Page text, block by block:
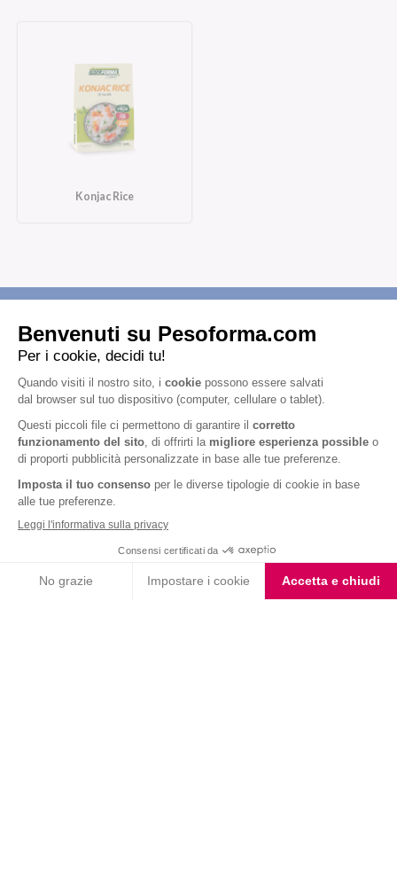
Konjac Rice
Letta l'informativa privacy, acconsento all'iscrizione alla newsletter
Nutrition & Sante' Italia Spa
via Gioacchino Rossini 1/A